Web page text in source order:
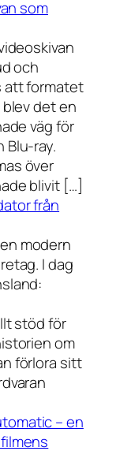
som
och
att formatet
det en
väg för
Blu-ray.
över
blivit […]
från
modern
I dag
stöd för
om
förlora sitt
– en